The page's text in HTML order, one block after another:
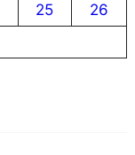
25
26